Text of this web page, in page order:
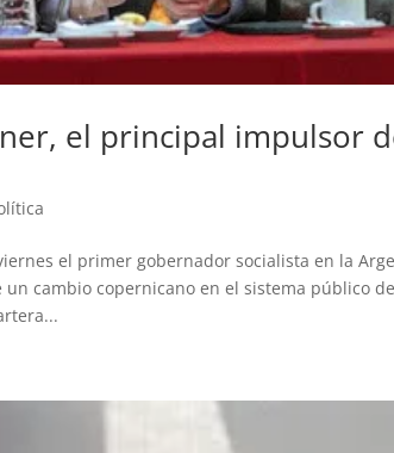
el principal impulsor
el primer gobernador socialista en la
cambio copernicano en el sistema público